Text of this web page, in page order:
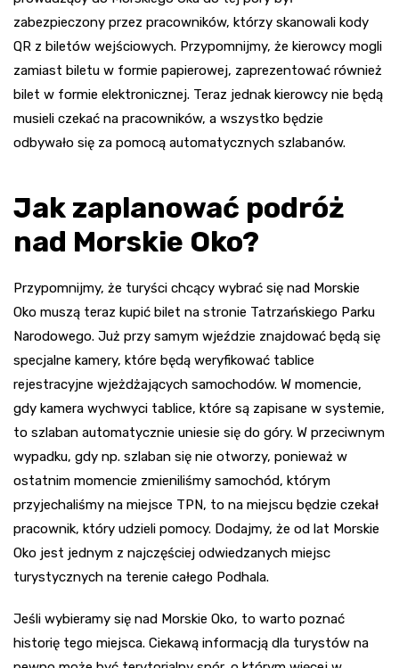
zabezpieczony przez pracowników, którzy skanowali kody
QR z biletów wejściowych. Przypomnijmy, że kierowcy mogli
zamiast biletu w formie papierowej, zaprezentować również
bilet w formie elektronicznej. Teraz jednak kierowcy nie będą
musieli czekać na pracowników, a wszystko będzie
odbywało się za pomocą automatycznych szlabanów.
Jak zaplanować podróż
nad Morskie Oko?
Przypomnijmy, że turyści chcący wybrać się nad Morskie
Oko muszą teraz kupić bilet na stronie Tatrzańskiego Parku
Narodowego. Już przy samym wjeździe znajdować będą się
specjalne kamery, które będą weryfikować tablice
rejestracyjne wjeżdżających samochodów. W momencie,
gdy kamera wychwyci tablice, które są zapisane w systemie,
to szlaban automatycznie uniesie się do góry. W przeciwnym
wypadku, gdy np. szlaban się nie otworzy, ponieważ w
ostatnim momencie zmieniliśmy samochód, którym
przyjechaliśmy na miejsce TPN, to na miejscu będzie czekał
pracownik, który udzieli pomocy. Dodajmy, że od lat Morskie
Oko jest jednym z najczęściej odwiedzanych miejsc
turystycznych na terenie całego Podhala.
Jeśli wybieramy się nad Morskie Oko, to warto poznać
historię tego miejsca. Ciekawą informacją dla turystów na